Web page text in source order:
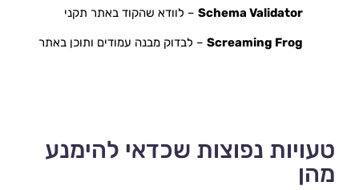
Schema Validator – לוודא שהקוד באתר תקני
Screaming Frog – לבדוק מבנה עמודים ותוכן באתר
טעויות נפוצות שכדאי להימנע
מהן